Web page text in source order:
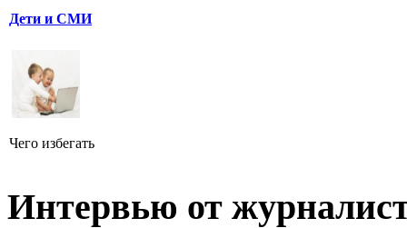
Дети и СМИ
Чего избегать
Интервью от